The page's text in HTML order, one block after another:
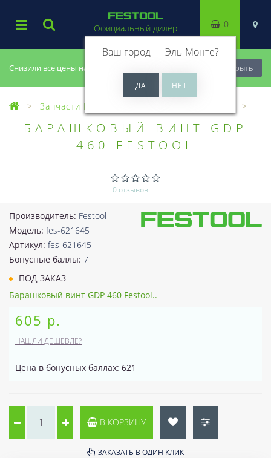
Снизили все цены на 20%, успей купить! Закрыть
Официальный дилер
Ваш город —Эль-Монте?
0
Запчасти Festool
БАРАШКОВЫЙ ВИНТ GDP
460 FESTOOL
0 отзывов
Производитель: Festool
Модель: fes-621645
Артикул: fes-621645
Бонусные баллы: 7
ПОД ЗАКАЗ
Барашковый винт GDP 460 Festool..
605 р.
НАШЛИ ДЕШЕВЛЕ?
Цена в бонусных баллах: 621
В КОРЗИНУ
ЗАКАЗАТЬ В ОДИН КЛИК